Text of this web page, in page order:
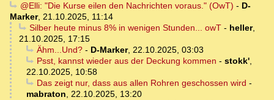
@Elli: "Die Kurse eilen den Nachrichten voraus." (OwT) - D-
Marker, 21.10.2025, 11:14
Silber heute minus 8% in wenigen Stunden... owT- heller,
21.10.2025, 17:15
Ähm...Und?- D-Marker, 22.10.2025, 03:03
Psst, kannst wieder aus der Deckung kommen - stokk',
22.10.2025, 10:58
Das zeigt nur, dass aus allen Rohren geschossen wird -
mabraton, 22.10.2025, 13:20